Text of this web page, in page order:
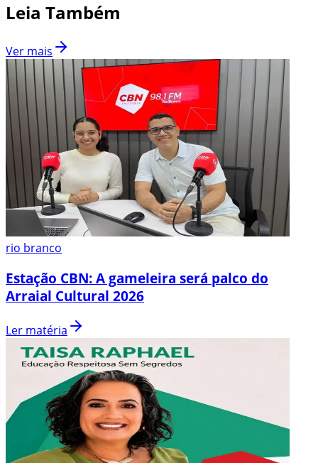
Leia Também
Ver mais
rio branco
Estação CBN: A gameleira será palco do
Arraial Cultural 2026
Ler matéria